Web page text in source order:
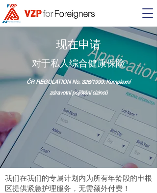
现在申请
对于私人综合健康保险
ČR REGULATION No. 326/1999: Komplexní
zdravotní pojištění cizinců
我们在我们的专属计划内为所有年龄段的申根
区提供紧急护理服务，无需额外付费！